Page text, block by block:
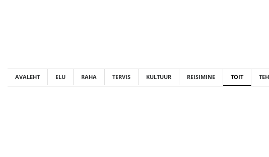
AVALEHT ELU RAHA TERVIS KULTUUR REISIMINE TOIT